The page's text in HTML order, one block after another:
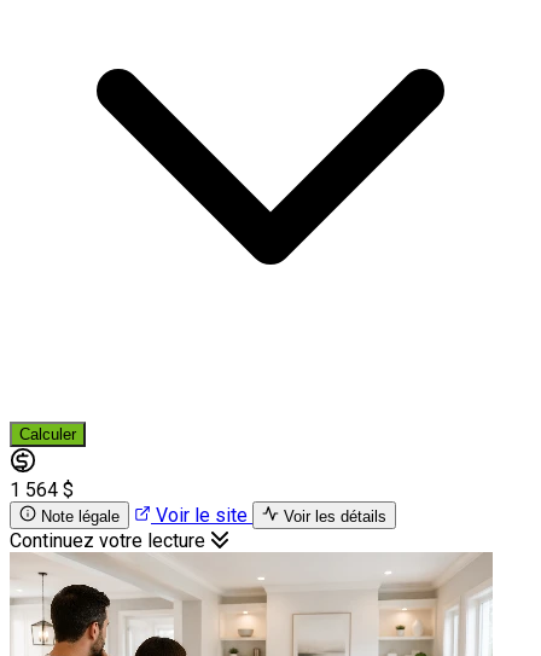
Calculer
1 564 $
Note légale Voir le site Voir les détails
Continuez votre lecture